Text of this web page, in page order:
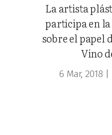
La artista
participa en
sobre el papel
Vino
6 Mar, 2018